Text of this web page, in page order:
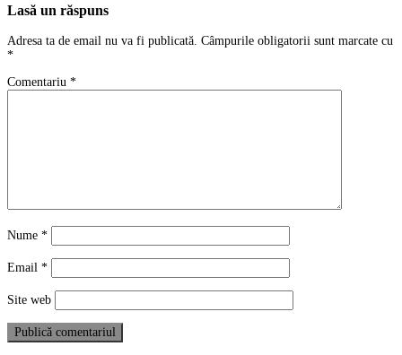
Lasă un răspuns
Adresa ta de email nu va fi publicată. Câmpurile obligatorii sunt marcate cu
*
Comentariu *
Nume *
Email *
Site web